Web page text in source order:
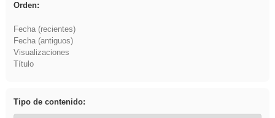
Orden:
Fecha (recientes)
Fecha (antiguos)
Visualizaciones
Título
Tipo de contenido: